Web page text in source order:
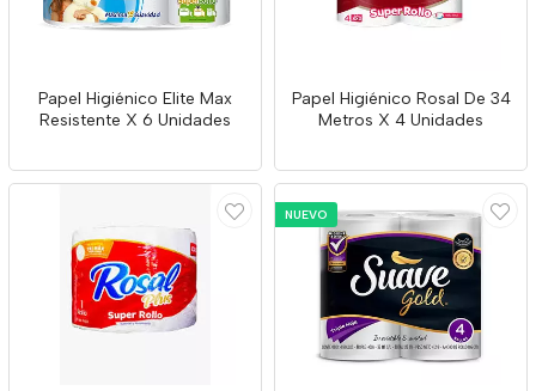
Papel Higiénico Elite Max
Resistente X 6 Unidades
Papel Higiénico Rosal De 34
Metros X 4 Unidades
NUEVO